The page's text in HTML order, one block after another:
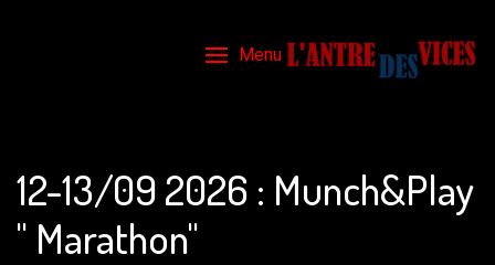
Menu
12-13/09 2026 : Munch&Play
" Marathon"